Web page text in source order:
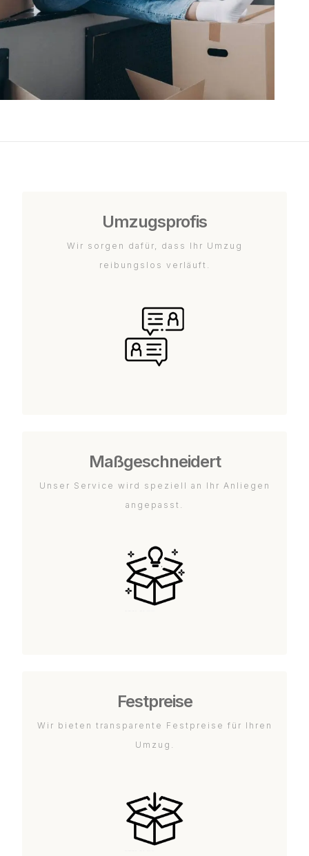
Umzugsprofis
Wir sorgen dafür, dass Ihr Umzug
reibungslos verläuft.
Maßgeschneidert
Unser Service wird speziell an Ihr Anliegen
angepasst.
Festpreise
Wir bieten transparente Festpreise für Ihren
Umzug.